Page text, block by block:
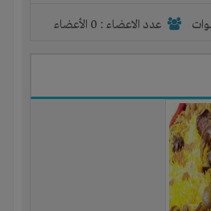
عدد الاعضاء : 0 الأعضاء